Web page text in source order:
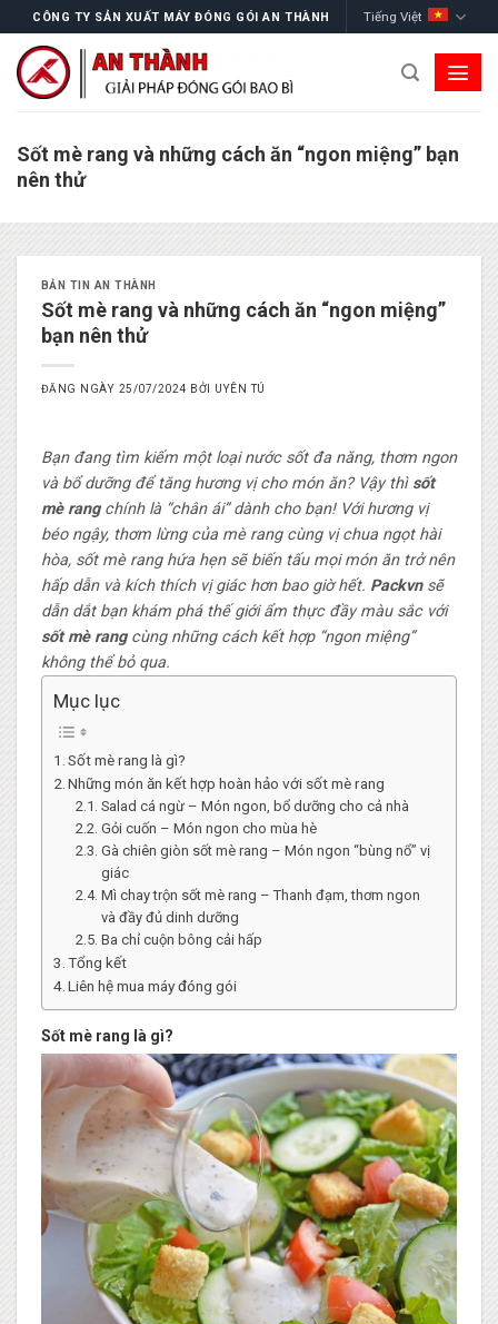
to
content
CÔNG TY SẢN XUẤT MÁY ĐÓNG GÓI AN THÀNH Tiếng Việt
Sốt mè rang và những cách ăn “ngon miệng” bạn
nên thử
BẢN TIN AN THÀNH
Sốt mè rang và những cách ăn “ngon miệng”
bạn nên thử
ĐĂNG NGÀY 25/07/2024 BỞI UYÊN TÚ
Bạn đang tìm kiếm một loại nước sốt đa năng, thơm ngon
và bổ dưỡng để tăng hương vị cho món ăn? Vậy thì sốt
mè rangchính là “chân ái” dành cho bạn! Với hương vị
béo ngậy, thơm lừng của mè rang cùng vị chua ngọt hài
hòa, sốt mè rang hứa hẹn sẽ biến tấu mọi món ăn trở nên
hấp dẫn và kích thích vị giác hơn bao giờ hết. Packvn sẽ
dẫn dắt bạn khám phá thế giới ẩm thực đầy màu sắc với
sốt mè rangcùng những cách kết hợp “ngon miệng”
không thể bỏ qua.
Mục lục
Sốt mè rang là gì?
Những món ăn kết hợp hoàn hảo với sốt mè rang
Salad cá ngừ – Món ngon, bổ dưỡng cho cả nhà
Gỏi cuốn – Món ngon cho mùa hè
Gà chiên giòn sốt mè rang – Món ngon “bùng nổ” vị
giác
Mì chay trộn sốt mè rang – Thanh đạm, thơm ngon
và đầy đủ dinh dưỡng
Ba chỉ cuộn bông cải hấp
Tổng kết
Liên hệ mua máy đóng gói
Sốt mè rang là gì?